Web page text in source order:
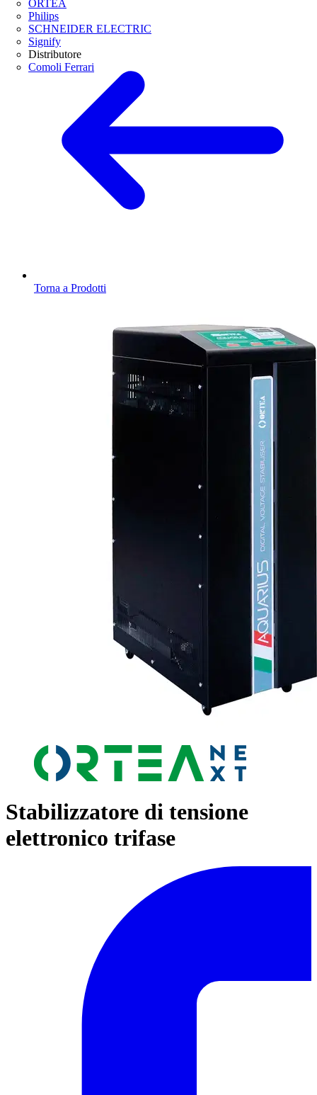
ORTEA
Philips
SCHNEIDER ELECTRIC
Signify
Distributore
Comoli Ferrari
Torna a Prodotti
Stabilizzatore di tensione
elettronico trifase